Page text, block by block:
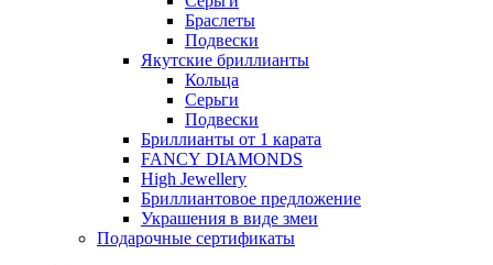
Браслеты
Подвески
Якутские бриллианты
Кольца
Серьги
Подвески
Бриллианты от 1 карата
FANCY DIAMONDS
High Jewellery
Бриллиантовое предложение
Украшения в виде змеи
Подарочные сертификаты